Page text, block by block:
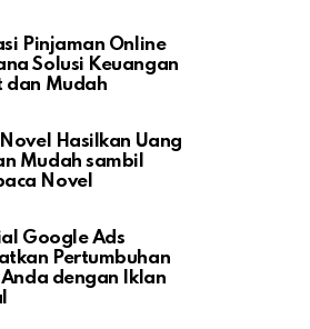
Pinjaman Online
Solusi Keuangan
dan Mudah
Novel Hasilkan Uang
Mudah sambil
Novel
Google Ads
Pertumbuhan
Anda dengan Iklan